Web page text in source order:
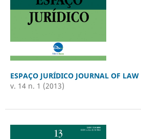
ESPAÇO JURÍDICO JOURNAL OF LAW
v. 14 n. 1 (2013)